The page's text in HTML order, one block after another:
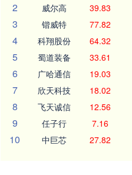
2 威尔高 39.83
3 锴威特 77.82
4 科翔股份 64.32
5 蜀道装备 33.61
6 广哈通信 19.03
7 欣天科技 18.02
8 飞天诚信 12.56
9 任子行 7.16
10 中巨芯 27.82